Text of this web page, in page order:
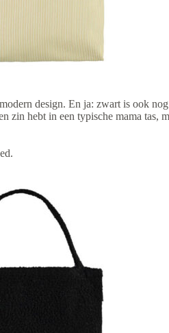
design. En ja: zwart is ook
zin hebt in een typische mama tas,